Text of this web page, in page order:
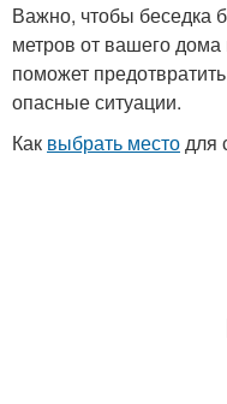
Важно, чтобы беседка
метров от вашего
поможет
опасные ситуации.
Как выбрать местодля